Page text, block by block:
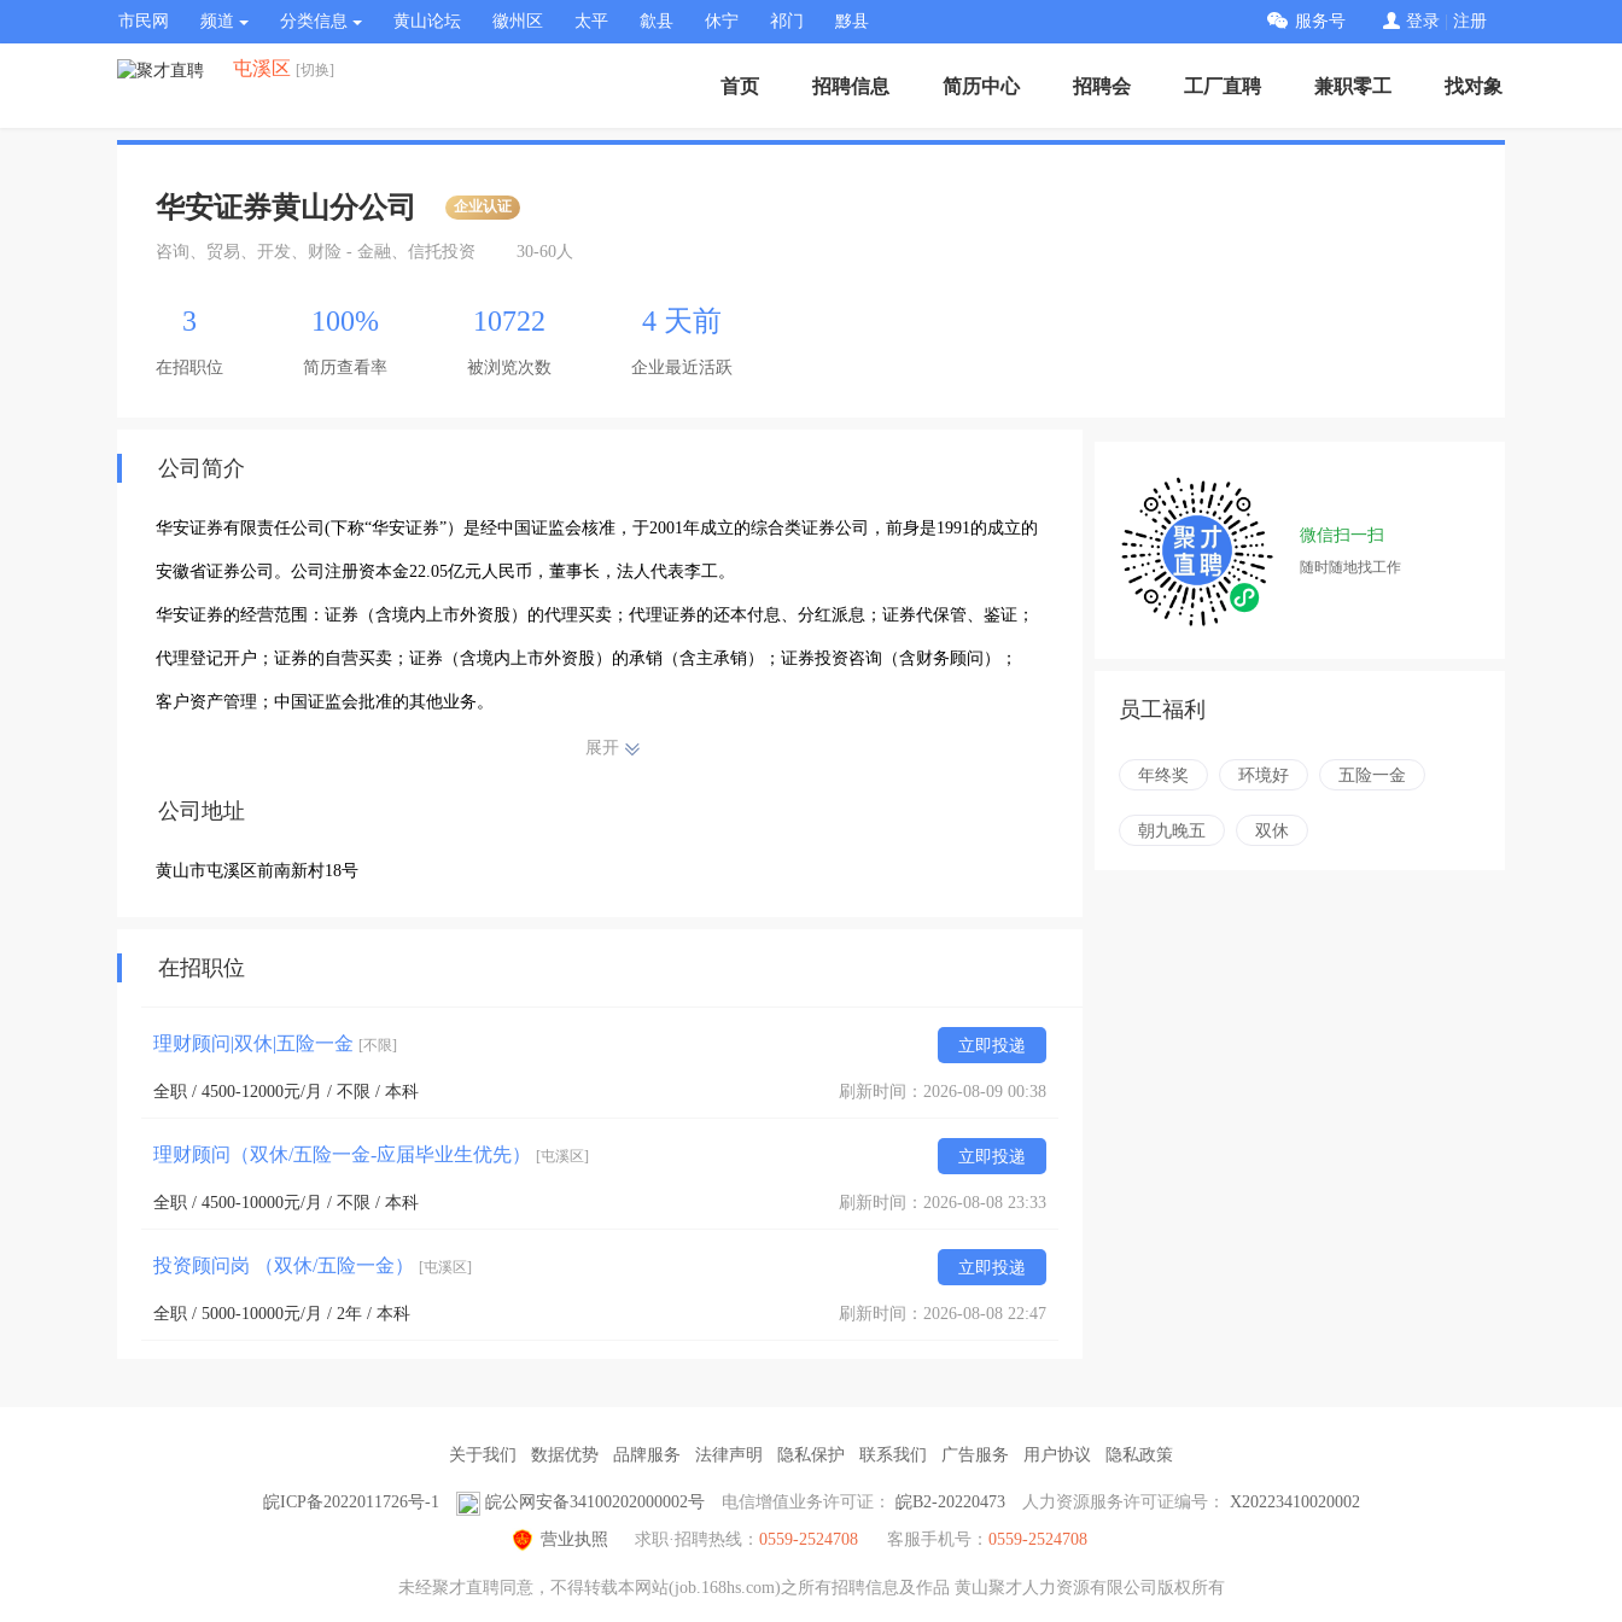
市民网 频道 分类信息 黄山论坛 徽州区 太平 歙县 休宁 祁门 黟县 服务号 登录 注册
屯溪区 [切换]
首页 招聘信息 简历中心 招聘会 工厂直聘 兼职零工 找对象
华安证券黄山分公司 企业认证
咨询、贸易、开发、财险 - 金融、信托投资 30-60人
3
在招职位
100%
简历查看率
10722
被浏览次数
4 天前
企业最近活跃
公司简介
华安证券有限责任公司(下称“华安证券”）是经中国证监会核准，于2001年成立的综合类证券公司，前身是1991的成立的
安徽省证券公司。公司注册资本金22.05亿元人民币，董事长，法人代表李工。
华安证券的经营范围：证券（含境内上市外资股）的代理买卖；代理证券的还本付息、分红派息；证券代保管、鉴证；
代理登记开户；证券的自营买卖；证券（含境内上市外资股）的承销（含主承销）；证券投资咨询（含财务顾问）；
客户资产管理；中国证监会批准的其他业务。
华安证券的业务主要立足于安徽、辐射全国，可以为客户提供优质的投资和融资服务。现有26家证券营业部和43家证券服
资产收益率行业排名第一。
华安证券将以诚信、稳健、专业、和谐为理念，以发展市场、回报股东、奉献社会为使命，积极推进集团化、股份化、国
展开
公司地址
黄山市屯溪区前南新村18号
在招职位
理财顾问|双休|五险一金 [不限] 立即投递
全职 / 4500-12000元/月 / 不限 / 本科 刷新时间：2026-08-09 00:38
理财顾问（双休/五险一金-应届毕业生优先） [屯溪区] 立即投递
全职 / 4500-10000元/月 / 不限 / 本科 刷新时间：2026-08-08 23:33
投资顾问岗 （双休/五险一金） [屯溪区] 立即投递
全职 / 5000-10000元/月 / 2年 / 本科 刷新时间：2026-08-08 22:47
微信扫一扫
随时随地找工作
员工福利
年终奖 环境好 五险一金
朝九晚五 双休
关于我们 数据优势 品牌服务 法律声明 隐私保护 联系我们 广告服务 用户协议 隐私政策
皖ICP备2022011726号-1 皖公网安备34100202000002号 电信增值业务许可证： 皖B2-20220473 人力资源服务许可证编号： X20223410020002
营业执照 求职·招聘热线： 0559-2524708 客服手机号： 0559-2524708
未经聚才直聘同意，不得转载本网站(job.168hs.com)之所有招聘信息及作品 黄山聚才人力资源有限公司版权所有